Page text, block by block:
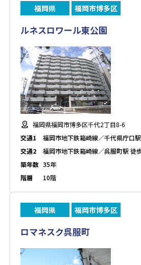
福岡県 福岡市博多区
ルネスロワール東公園
福岡県福岡市博多区千代2丁目8-6
交通1
福岡市地下鉄箱崎線／千代県庁口
交通2
福岡市地下鉄箱崎線／呉服町駅 徒
築年数 35年
階層
10階
福岡県 福岡市博多区
ロマネスク呉服町